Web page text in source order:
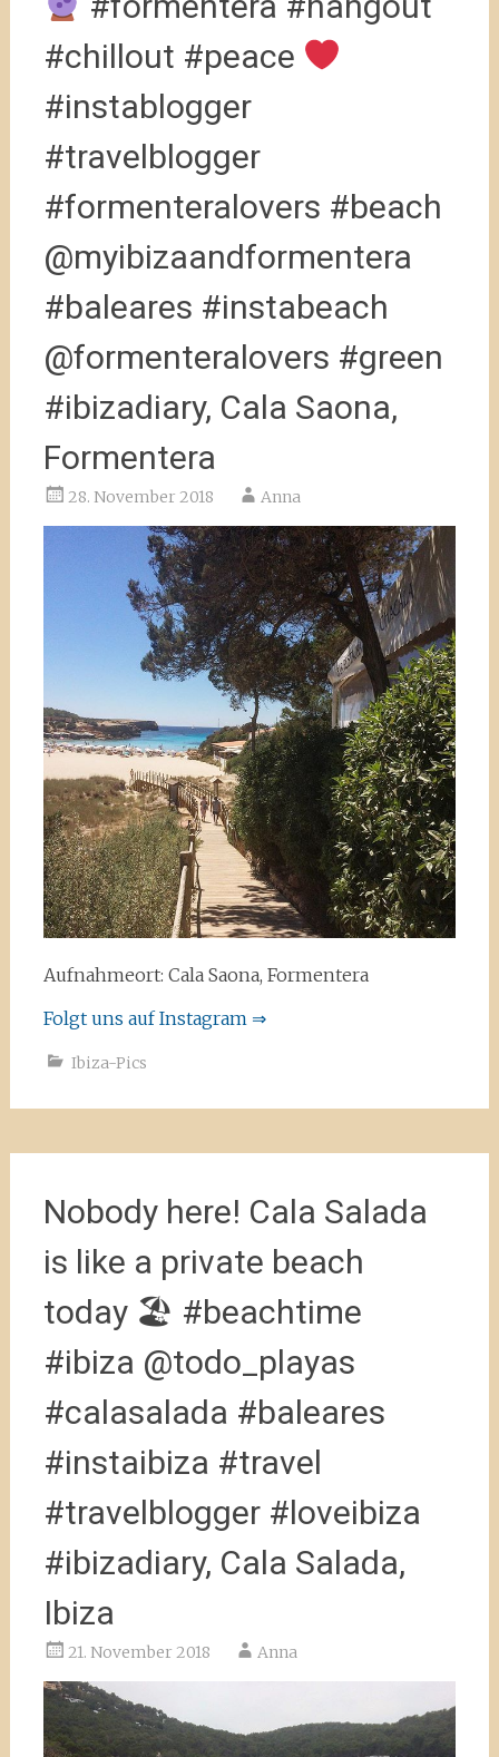
#chillout #peace
#instablogger
#travelblogger
#formenteralovers #beach
@myibizaandformentera
#baleares #instabeach
@formenteralovers #green
#ibizadiary, Cala Saona,
Formentera
28. November 2018 Anna
Aufnahmeort: Cala Saona, Formentera
Folgt uns auf Instagram ⇒
Ibiza-Pics
Nobody here! Cala Salada
is like a private beach
today 🏖 #beachtime
#ibiza @todo_playas
#calasalada #baleares
#instaibiza #travel
#travelblogger #loveibiza
#ibizadiary, Cala Salada,
Ibiza
21. November 2018 Anna